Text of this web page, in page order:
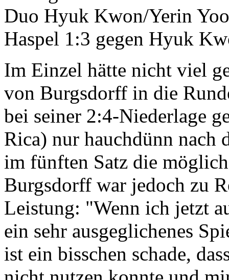
Duo Hyuk Kwon/Yerin
Haspel 1:3 gegen Hyuk
Im Einzel hätte nicht viel
von Burgsdorff in die
bei seiner 2:4-Niederlage
Rica) nur hauchdünn nach
im fünften Satz die
Burgsdorff war jedoch zu
Leistung: "Wenn ich jetzt
ein sehr ausgeglichenes
ist ein bisschen schade,